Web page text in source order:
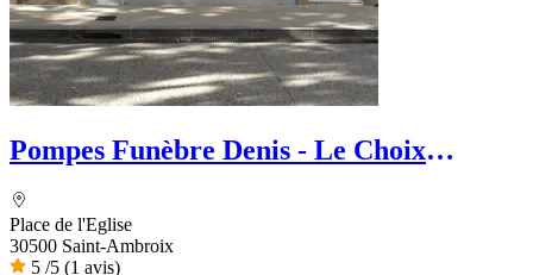
Pompes Funèbre Denis - Le Choix
Place de l'Eglise
30500 Saint-Ambroix
5 /5 (1 avis)